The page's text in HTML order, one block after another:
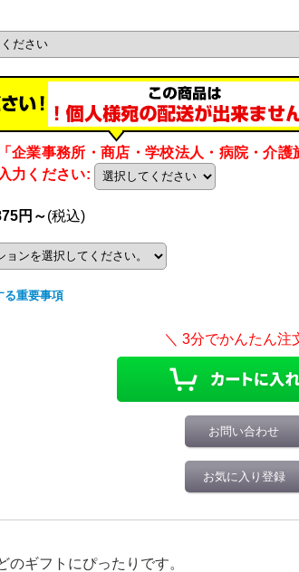
企業事務所・商店・学校法人・病院・介
力ください:
円～(税込)
る重要事項
お問い合わせ
お気に入り登録
のギフトにぴったりです。